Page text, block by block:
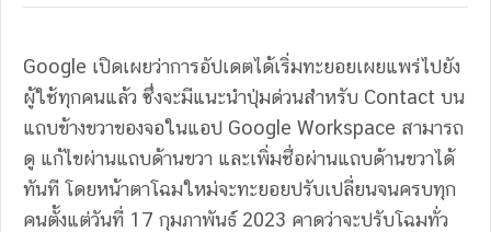
Google เปิดเผยว่าการอัปเดตได้เริ่มทะยอยเผยแพร่ไปยัง
ผู้ใช้ทุกคนแล้ว ซึ่งจะมีแนะนำปุ่มด่วนสำหรับ Contact บน
แถบข้างขวาของจอในแอป Google Workspace สามารถ
ดู แก้ไขผ่านแถบด้านขวา และเพิ่มชื่อผ่านแถบด้านขวาได้
ทันที โดยหน้าตาโฉมใหม่จะทะยอยปรับเปลี่ยนจนครบทุก
คนตั้งแต่วันที่ 17 กุมภาพันธ์ 2023 คาดว่าจะปรับโฉมทั่ว